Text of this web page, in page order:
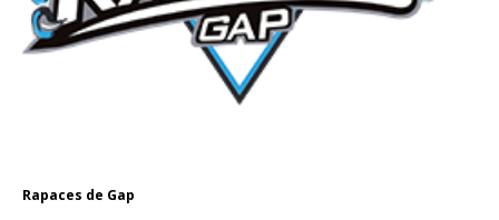
Rapaces de Gap